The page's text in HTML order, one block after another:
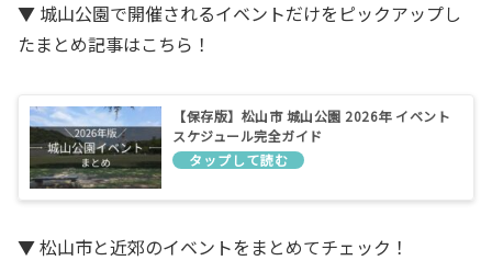
▼ 城山公園で開催されるイベントだけをピックアップし
たまとめ記事はこちら！
【保存版】松山市 城山公園 2026年 イベント
スケジュール完全ガイド
▼ 松山市と近郊のイベントをまとめてチェック！